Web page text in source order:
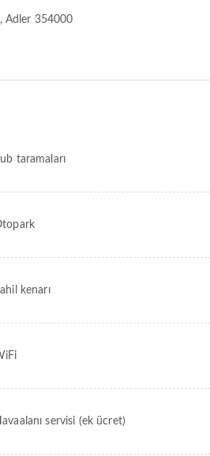
Adler 354000
taramaları
kenarı
servisi (ek ücret)